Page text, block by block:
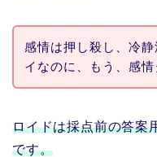
感情は押し殺し、冷
イなのに、もう、感
ロイドは採点前の答案
です。